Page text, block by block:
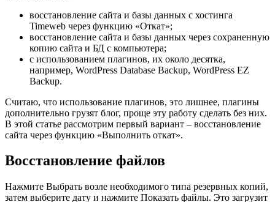
восстановление сайта и базы данных с хостинга
Timeweb через функцию «Откат»;
восстановление сайта и базы данных через сохраненную
копию сайта и БД с компьютера;
с использованием плагинов, их около десятка,
например, WordPress Database Backup, WordPress EZ
Backup.
Считаю, что использование плагинов, это лишнее, плагины
дополнительно грузят блог, проще эту работу сделать без них.
В этой статье рассмотрим первый вариант – восстановление
сайта через функцию «Выполнить откат».
Восстановление файлов
Нажмите Выбрать возле необходимого типа резервных копий,
затем выберите дату и нажмите Показать файлы. Это загрузит